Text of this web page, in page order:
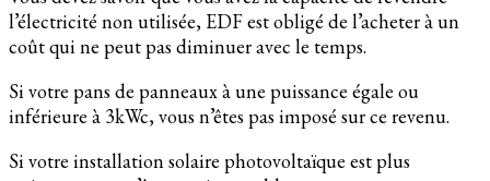
l’électricité non utilisée, EDF est obligé de l’acheter à un
coût qui ne peut pas diminuer avec le temps.
Si votre pans de panneaux à une puissance égale ou
inférieure à 3kWc, vous n’êtes pas imposé sur ce revenu.
Si votre installation solaire photovoltaïque est plus